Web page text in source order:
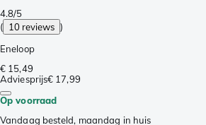
4.8/5
( 10 reviews )
Eneloop
€ 15,49
Adviesprijs€ 17,99
Op voorraad
Vandaag besteld, maandag in huis